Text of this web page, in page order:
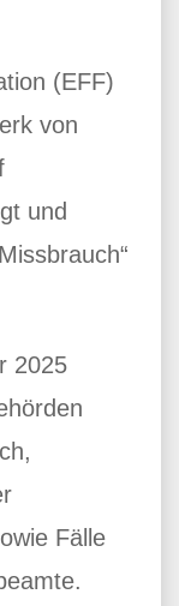
(EFF)
von
und
2025
Fälle